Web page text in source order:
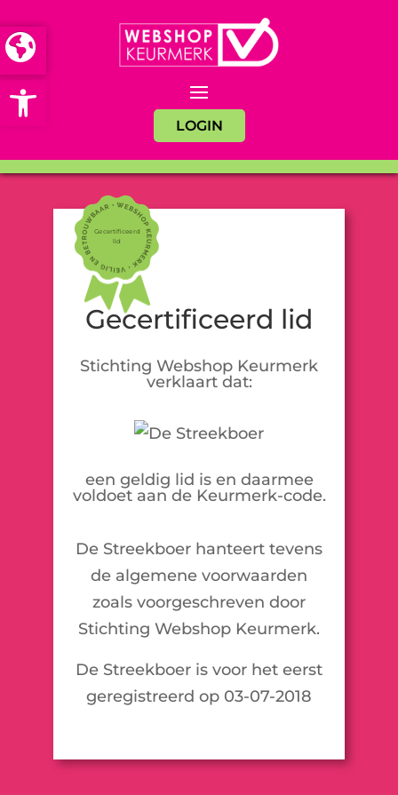
Open toolbar
LOGIN
Gecertificeerd
lid
Gecertificeerd lid
Stichting Webshop Keurmerk
verklaart dat:
een geldig lid is en daarmee
voldoet aan de Keurmerk-code.
De Streekboer hanteert tevens
de algemene voorwaarden
zoals voorgeschreven door
Stichting Webshop Keurmerk.
De Streekboer is voor het eerst
geregistreerd op 03-07-2018